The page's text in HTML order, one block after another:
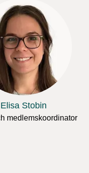
Elisa Stobin
medlemskoordinator